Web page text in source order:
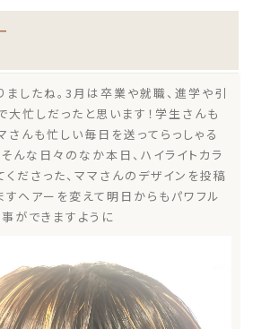
ましたね。3月は卒業や就職、進学や引
大忙しだったと思います！学生さんも
んも忙しい毎日を送ってらっしゃる
んな日々のなか本日、ハイライトカラ
ださった、ママさんのデザインを投稿
すヘアーを変えて明日からもパワフル
ができますように